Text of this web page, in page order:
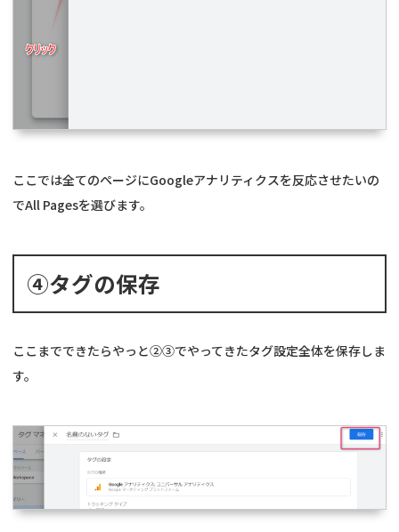
ここでは全てのページにGoogleアナリティクスを反応させたいの
でAll Pagesを選びます。
④タグの保存
ここまでできたらやっと②③でやってきたタグ設定全体を保存しま
す。